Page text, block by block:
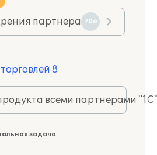
партнера 706
8
всеми партнерами
задача